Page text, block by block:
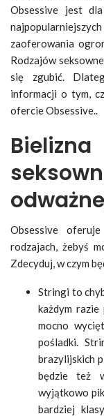
Obsessive jest
zaoferowania
Rodzajów
się zgubić.
informacji o tym,
ofercie Obsessive..
Obsessive
rodzajach, żebyś
Zdecyduj, w czym
Stringi to
każdym
mocno
pośladki.
brazylijskich
będzie też
wyjątkowo
bardziej